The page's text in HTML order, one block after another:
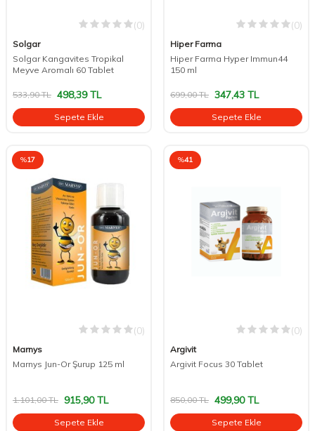
(0)
Solgar
Solgar Kangavites Tropikal
Meyve Aromalı 60 Tablet
533,90TL 498,39TL
Sepete Ekle
(0)
Hiper Farma
Hiper Farma Hyper Immun44
150 ml
699,00TL 347,43 TL
Sepete Ekle
%17
(0)
Marnys
Marnys Jun-Or Şurup 125 ml
1.101,00TL 915,90TL
Sepete Ekle
%41
(0)
Argivit
Argivit Focus 30 Tablet
850,00TL 499,90TL
Sepete Ekle